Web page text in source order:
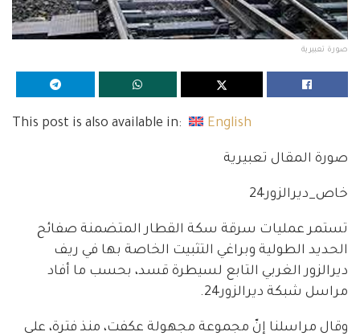
صورة تعبيرية
This post is also available in: English
صورة المقال تعبيرية
خاص_ديرالزور24
تستمر عمليات سرقة سكة القطار المتضمنة صفائح
الحديد الطولية وبراغي التثبيت الخاصة بها في ريف
ديرالزور الغربي التابع لسيطرة قسد، بحسب ما أفاد
مراسل شبكة ديرالزور24.
وقال مراسلنا إنّ مجموعة مجهولة عكفت، منذ فترة، على